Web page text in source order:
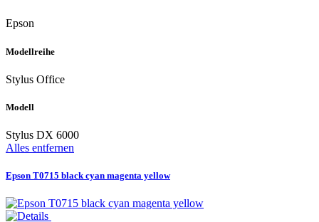
Epson
Modellreihe
Stylus Office
Modell
Stylus DX 6000
Alles entfernen
Epson T0715 black cyan magenta yellow